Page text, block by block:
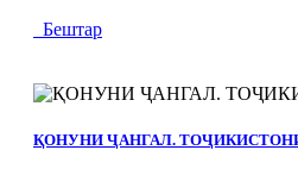
Бештар
ҚОНУНИ ҶАНГАЛ.